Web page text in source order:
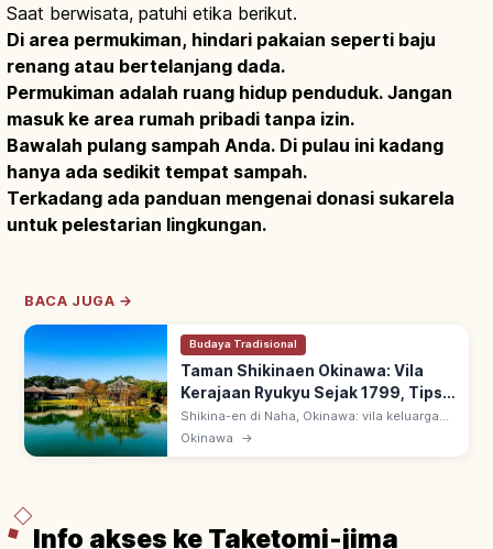
Saat berwisata, patuhi etika berikut.
Di area permukiman, hindari pakaian seperti baju
renang atau bertelanjang dada.
Permukiman adalah ruang hidup penduduk. Jangan
masuk ke area rumah pribadi tanpa izin.
Bawalah pulang sampah Anda. Di pulau ini kadang
hanya ada sedikit tempat sampah.
Terkadang ada panduan mengenai donasi sukarela
untuk pelestarian lingkungan.
BACA JUGA →
Budaya Tradisional
Taman Shikinaen Okinawa: Vila
Kerajaan Ryukyu Sejak 1799, Tips
Berkunjung
Shikina-en di Naha, Okinawa: vila keluarga
kerajaan Ryukyu sejak 1799, wisma tamu
Okinawa →
Info akses ke Taketomi-jima